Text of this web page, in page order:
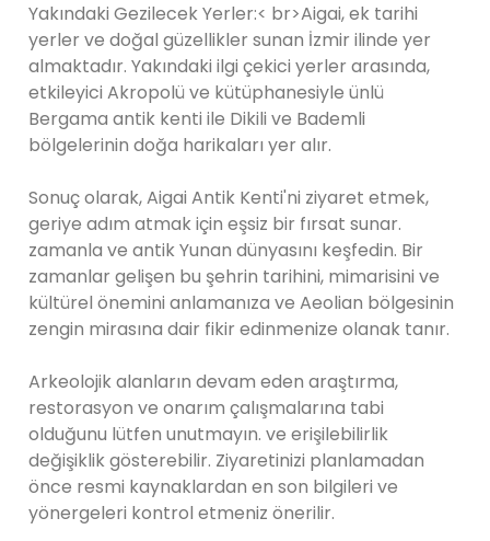
Yakındaki Gezilecek Yerler:< br>Aigai, ek tarihi
yerler ve doğal güzellikler sunan İzmir ilinde yer
almaktadır. Yakındaki ilgi çekici yerler arasında,
etkileyici Akropolü ve kütüphanesiyle ünlü
Bergama antik kenti ile Dikili ve Bademli
bölgelerinin doğa harikaları yer alır.
Sonuç olarak, Aigai Antik Kenti'ni ziyaret etmek,
geriye adım atmak için eşsiz bir fırsat sunar.
zamanla ve antik Yunan dünyasını keşfedin. Bir
zamanlar gelişen bu şehrin tarihini, mimarisini ve
kültürel önemini anlamanıza ve Aeolian bölgesinin
zengin mirasına dair fikir edinmenize olanak tanır.
Arkeolojik alanların devam eden araştırma,
restorasyon ve onarım çalışmalarına tabi
olduğunu lütfen unutmayın. ve erişilebilirlik
değişiklik gösterebilir. Ziyaretinizi planlamadan
önce resmi kaynaklardan en son bilgileri ve
yönergeleri kontrol etmeniz önerilir.